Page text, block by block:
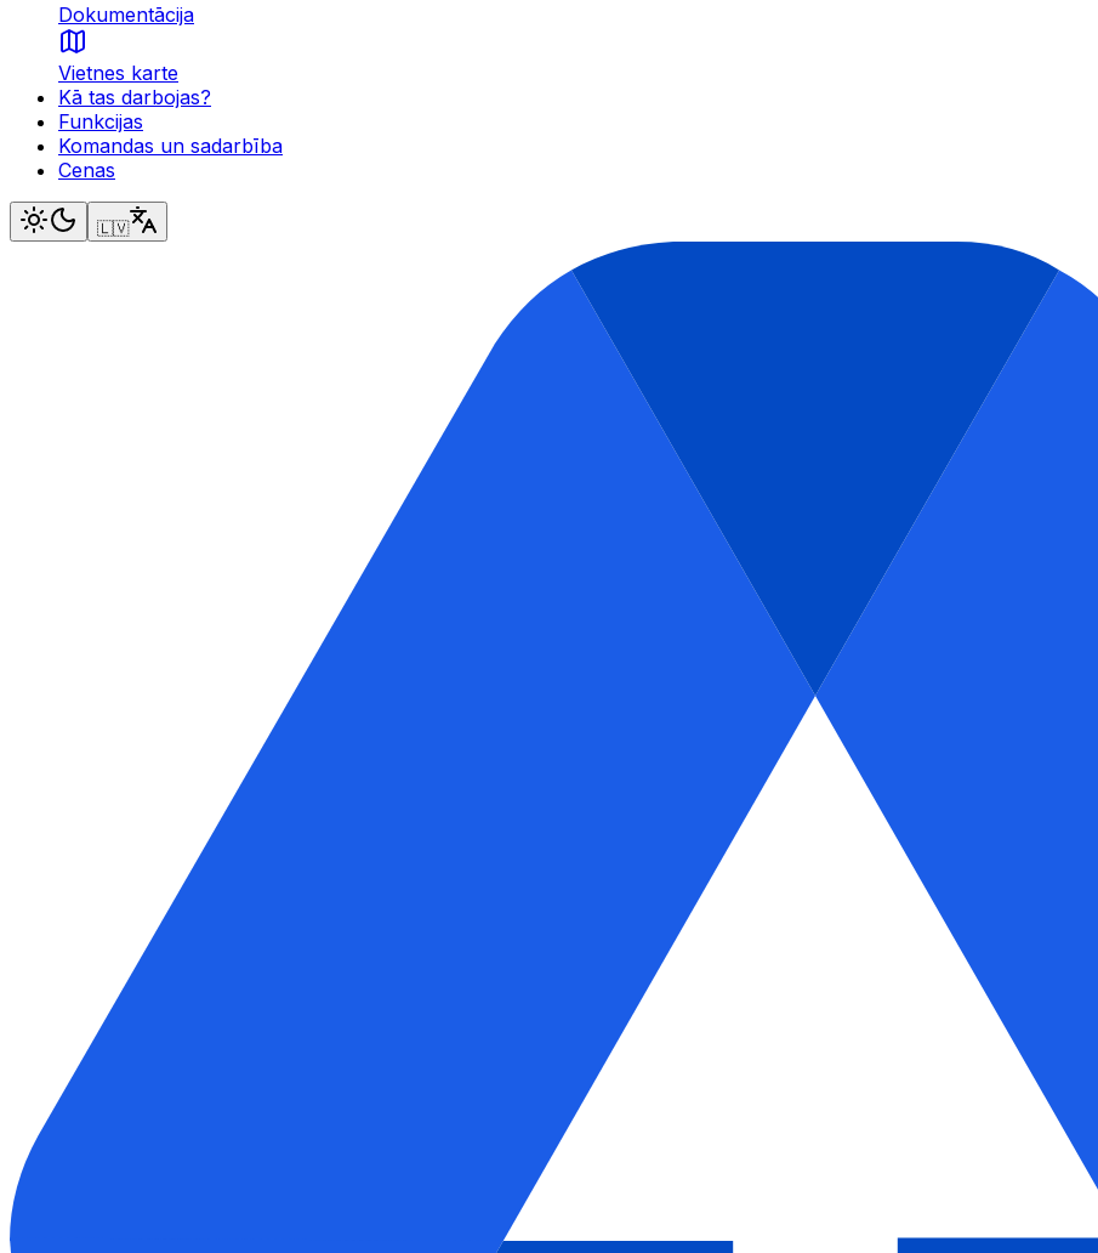
Dokumentācija
Vietnes karte
Kā tas darbojas?
Funkcijas
Komandas un sadarbība
Cenas
🇱🇻